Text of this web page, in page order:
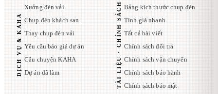
DỊCH VỤ & KAHA
Xưởng đèn vải
Chụp đèn khách sạn
Thay chụp đèn vải
Yêu cầu báo giá dự án
Câu chuyện KAHA
Dự án đã làm
TÀI LIỆU · CHÍNH SÁCH Bảng kích thước chụp đèn
Tính giá nhanh
Tất cả bài viết
Chính sách đổi trả
Chính sách vận chuyển
Chính sách bảo hành
Chính sách bảo mật